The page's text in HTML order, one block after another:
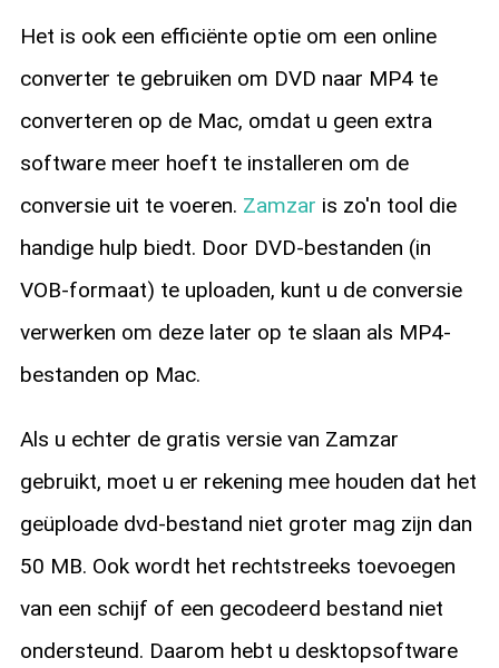
Het is ook een efficiënte optie om een online
converter te gebruiken om DVD naar MP4 te
converteren op de Mac, omdat u geen extra
software meer hoeft te installeren om de
conversie uit te voeren. Zamzar is zo'n tool die
handige hulp biedt. Door DVD-bestanden (in
VOB-formaat) te uploaden, kunt u de conversie
verwerken om deze later op te slaan als MP4-
bestanden op Mac.
Als u echter de gratis versie van Zamzar
gebruikt, moet u er rekening mee houden dat het
geüploade dvd-bestand niet groter mag zijn dan
50 MB. Ook wordt het rechtstreeks toevoegen
van een schijf of een gecodeerd bestand niet
ondersteund. Daarom hebt u desktopsoftware